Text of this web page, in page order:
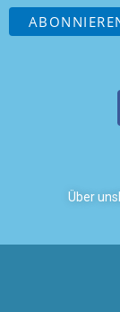
Über uns